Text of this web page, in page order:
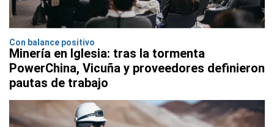
Con balance positivo
Minería en Iglesia: tras la tormenta
PowerChina, Vicuña y proveedores definieron
pautas de trabajo